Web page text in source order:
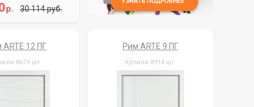
р. 30 114 руб.
ARTE 12 ПГ
8674 шт.
Рим ARTE 9 ПГ
Купили 8914 шт.